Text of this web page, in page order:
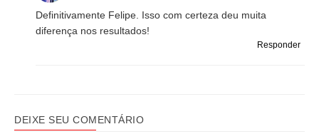
Definitivamente Felipe. Isso com certeza deu muita
diferença nos resultados!
Responder
DEIXE SEU COMENTÁRIO